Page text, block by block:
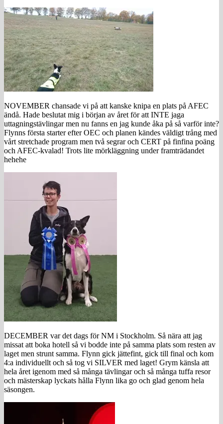
NOVEMBER chansade vi på att kanske knipa en plats på AFEC
ändå. Hade beslutat mig i början av året för att INTE jaga
uttagningstävlingar men nu fanns en jag kunde åka på så varför inte?
Flynns första starter efter OEC och planen kändes väldigt trång med
vårt stretchade program men två segrar och CERT på finfina poäng
och AFEC-kvalad! Trots lite mörkläggning under framträdandet
hehehe
DECEMBER var det dags för NM i Stockholm. Så nära att jag
missat att boka hotell så vi bodde inte på samma plats som resten av
laget men strunt samma. Flynn gick jättefint, gick till final och kom
4:a individuellt och så tog vi SILVER med laget! Grym känsla att
hela året igenom med så många tävlingar och så många tuffa resor
och mästerskap lyckats hålla Flynn lika go och glad genom hela
säsongen.